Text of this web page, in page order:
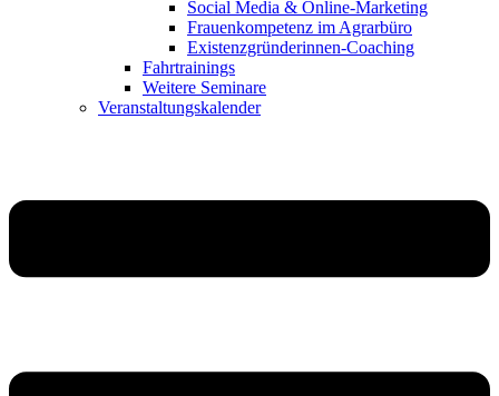
Social Media & Online-Marketing
Frauenkompetenz im Agrarbüro
Existenzgründerinnen-Coaching
Fahrtrainings
Weitere Seminare
Veranstaltungskalender